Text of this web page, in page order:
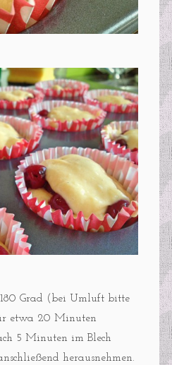
Grad (bei Umluft bitte
etwa 20 Minuten
5 Minuten im Blech
herausnehmen.